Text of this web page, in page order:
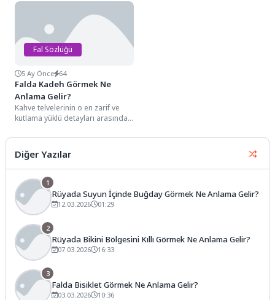
Fal Sözlüğü
5 Ay Önce 64
Falda Kadeh Görmek Ne
Anlama Gelir?
Kahve telvelerinin o en zarif ve
kutlama yüklü detayları arasında,
Diğer Yazılar
1
Rüyada Suyun İçinde Buğday Görmek Ne Anlama Gelir?
12.03.2026 01:29
2
Rüyada Bikini Bölgesini Kıllı Görmek Ne Anlama Gelir?
07.03.2026 16:33
3
Falda Bisiklet Görmek Ne Anlama Gelir?
03.03.2026 10:36